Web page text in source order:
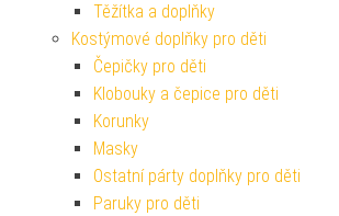
Těžítka a doplňky
Kostýmové doplňky pro děti
Čepičky pro děti
Klobouky a čepice pro děti
Korunky
Masky
Ostatní párty doplňky pro děti
Paruky pro děti